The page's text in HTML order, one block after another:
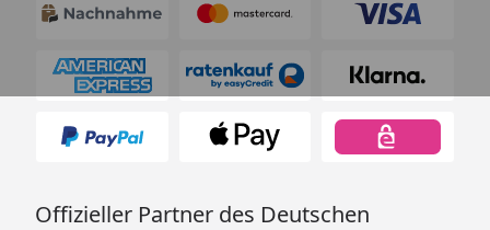
Offizieller Partner des Deutschen